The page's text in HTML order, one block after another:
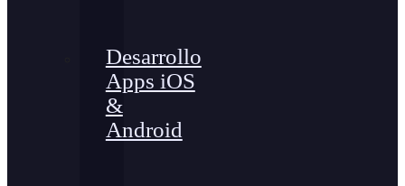
Desarrollo
Apps iOS
&
Android